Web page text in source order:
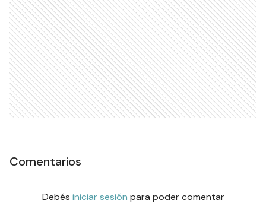
Comentarios
Debés iniciar sesión para poder comentar